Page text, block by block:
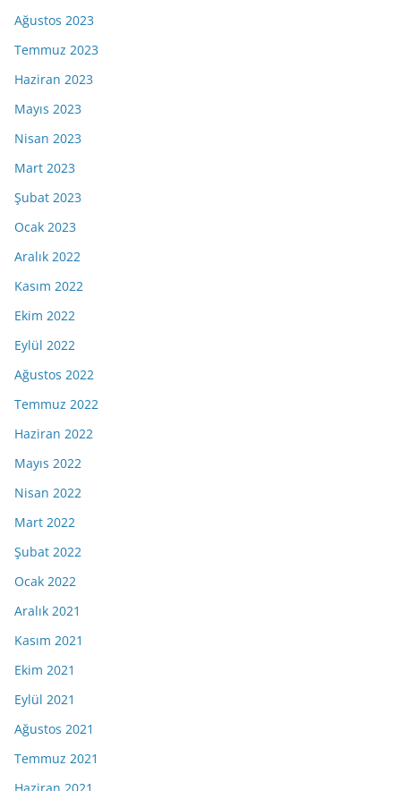
Ağustos 2023
Temmuz 2023
Haziran 2023
Mayıs 2023
Nisan 2023
Mart 2023
Şubat 2023
Ocak 2023
Aralık 2022
Kasım 2022
Ekim 2022
Eylül 2022
Ağustos 2022
Temmuz 2022
Haziran 2022
Mayıs 2022
Nisan 2022
Mart 2022
Şubat 2022
Ocak 2022
Aralık 2021
Kasım 2021
Ekim 2021
Eylül 2021
Ağustos 2021
Temmuz 2021